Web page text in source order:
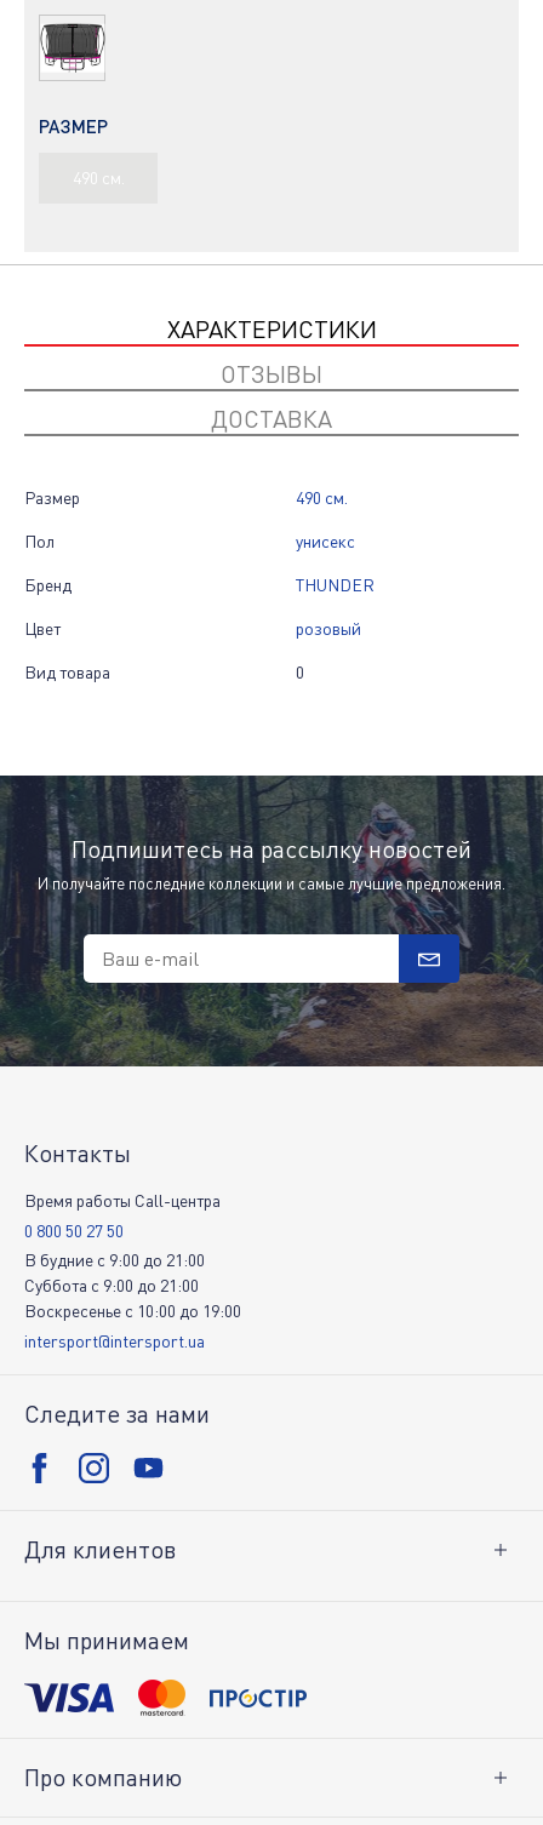
РАЗМЕР
490 см.
ХАРАКТЕРИСТИКИ
ОТЗЫВЫ
ДОСТАВКА
Размер 490 см.
Пол унисекс
Бренд THUNDER
Цвет розовый
Вид товара 0
Подпишитесь на рассылку новостей
И получайте последние коллекции и самые лучшие предложения.
Ваш e-mail
Контакты
Время работы Call-центра
0 800 50 27 50
В будние c 9:00 до 21:00
Суббота c 9:00 до 21:00
Воскресенье c 10:00 до 19:00
intersport@intersport.ua
Следите за нами
Для клиентов
Возврат товара
Мы принимаем
Про компанию